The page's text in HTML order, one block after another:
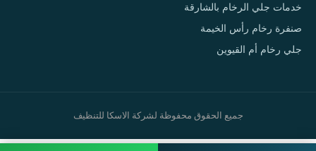
خدمات جلي الرخام بالشارقة
صنفرة رخام رأس الخيمة
جلي رخام أم القيوين
جميع الحقوق محفوظة لشركة الاسكا للتنظيف